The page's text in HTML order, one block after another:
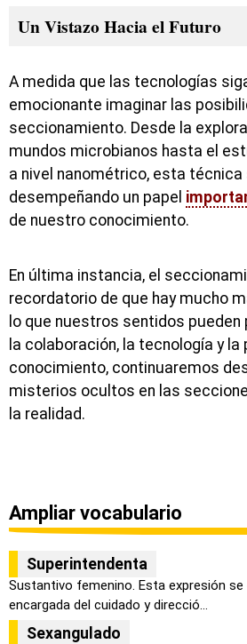
Un Vistazo Hacia el Futuro
A medida que las tecnologías
emocionante imaginar las
seccionamiento. Desde la
mundos microbianos hasta el
a nivel nanométrico, esta técnica
desempeñando un papel
de nuestro conocimiento.
En última instancia, el
recordatorio de que hay mucho
lo que nuestros sentidos pueden
la colaboración, la tecnología y la
conocimiento, continuaremos
misterios ocultos en las
la realidad.
Ampliar vocabulario
Superintendenta
Sustantivo femenino. Esta expresión se
encargada del cuidado y direcció...
Sexangulado